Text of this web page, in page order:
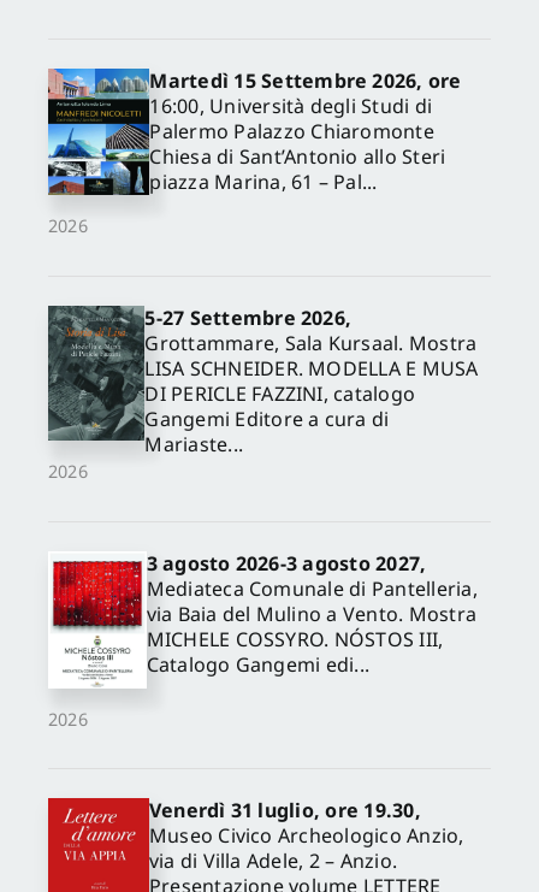
2026
Martedì 15 Settembre 2026, ore
16:00, Università degli Studi di
Palermo Palazzo Chiaromonte
Chiesa di Sant’Antonio allo Steri
piazza Marina, 61 – Pal...
2026
5-27 Settembre 2026,
Grottammare, Sala Kursaal. Mostra
LISA SCHNEIDER. MODELLA E MUSA
DI PERICLE FAZZINI, catalogo
Gangemi Editore a cura di
Mariaste...
2026
3 agosto 2026-3 agosto 2027,
Mediateca Comunale di Pantelleria,
via Baia del Mulino a Vento. Mostra
MICHELE COSSYRO. NÓSTOS III,
Catalogo Gangemi edi...
Venerdì 31 luglio, ore 19.30,
Museo Civico Archeologico Anzio,
via di Villa Adele, 2 – Anzio.
Presentazione volume LETTERE